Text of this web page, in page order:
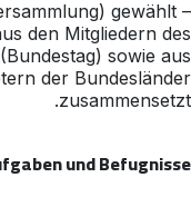
gewählt –
den Mitgliedern des
sowie aus
der Bundesländer
zusammensetzt.
und Befugnisse